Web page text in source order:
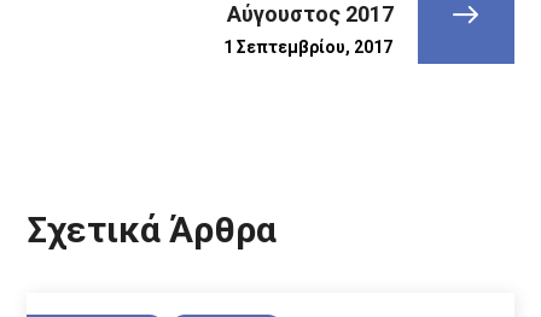
Αύγουστος 2017
1 Σεπτεμβρίου, 2017
Σχετικά Άρθρα